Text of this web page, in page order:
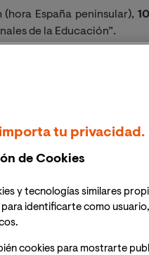
(hora España peninsular),
de la Educación”.
maestros y educadores,
la educación y transmitir
los diferentes ámbitos de
del evento un enlace para
desees. Se debe
inscripción por cada
importa tu privacidad.
de Cookies
y tecnologías similares
identificarte como
cookies para mostrarte